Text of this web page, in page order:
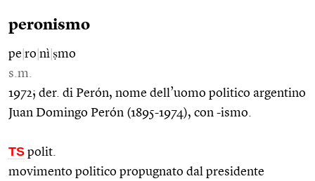
peronismo
pe ro nì ṣmo
s.m.
1972; der. di Perón, nome dell’uomo politico argentino
Juan Domingo Perón (1895-1974), con -ismo.
TS polit.
movimento politico propugnato dal presidente